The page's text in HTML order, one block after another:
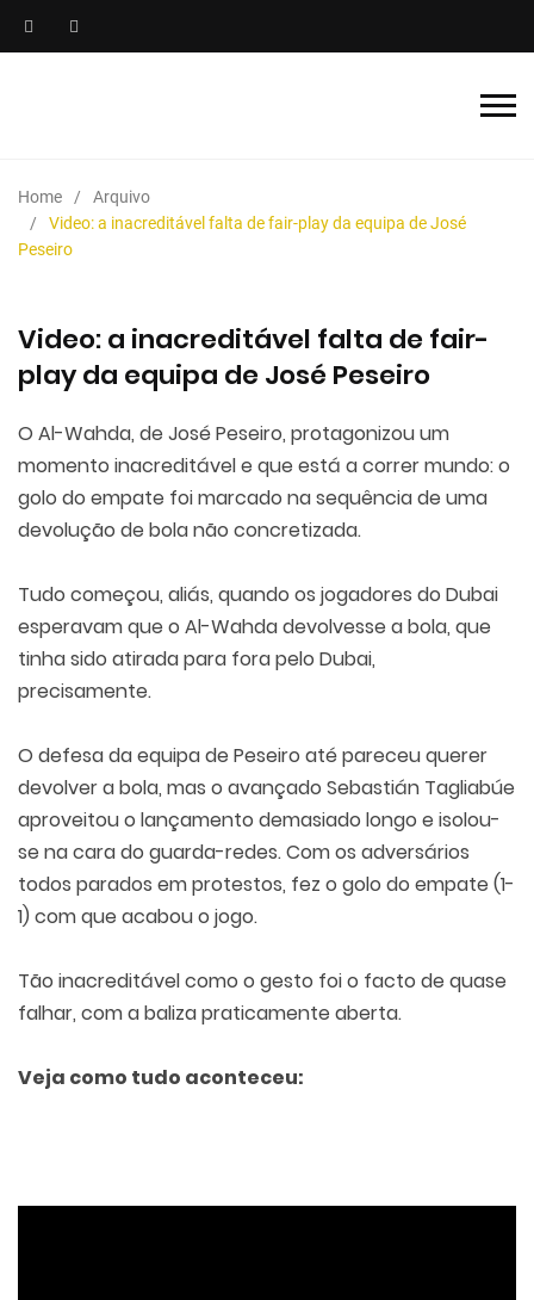
Home
Arquivo
Video: a inacreditável falta de fair-play da equipa de José
Peseiro
Video: a inacreditável falta de fair-
play da equipa de José Peseiro
O Al-Wahda, de José Peseiro, protagonizou um
momento inacreditável e que está a correr mundo: o
golo do empate foi marcado na sequência de uma
devolução de bola não concretizada.
Tudo começou, aliás, quando os jogadores do Dubai
esperavam que o Al-Wahda devolvesse a bola, que
tinha sido atirada para fora pelo Dubai,
precisamente.
O defesa da equipa de Peseiro até pareceu querer
devolver a bola, mas o avançado Sebastián Tagliabúe
aproveitou o lançamento demasiado longo e isolou-
se na cara do guarda-redes. Com os adversários
todos parados em protestos, fez o golo do empate (1-
1) com que acabou o jogo.
Tão inacreditável como o gesto foi o facto de quase
falhar, com a baliza praticamente aberta.
Veja como tudo aconteceu: